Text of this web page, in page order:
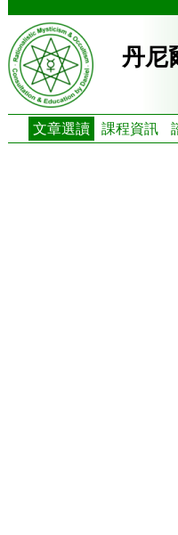
丹尼
文章選讀 課程資訊